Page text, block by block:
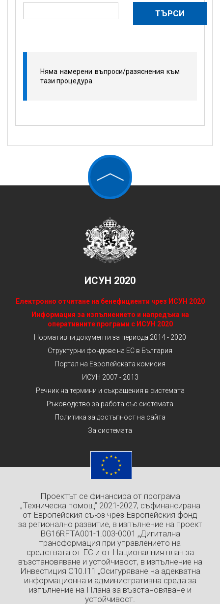
Няма намерени въпроси/разяснения към
тази процедура.
ИСУН 2020
Електронно отчитане на бенефициенти чрез ИСУН 2020
Информация за изпълнението и напредъка на
оперативните програми с ИСУН 2020
Нормативни документи за периода 2014 - 2020
Структурни фондове на ЕС в България
Портал на Европейската комисия
ИСУН 2007 - 2013
Речник на термини и съкращения в системата
Ръководство за работа със системата
Политика за достъпност на сайта
За системата
Проектът се финансира от програма
„Техническа помощ” 2021-2027, съфинансирана
от Европейския съюз чрез Европейския фонд
за регионално развитие, в изпълнение на проект
BG16RFTA001-1.003-0001 „Дигитална
трансформация при управлението на
средствата от ЕС и от Националния план за
възстановяване и устойчивост, в изпълнение на
Инвестиция C10.I11 „Осигуряване на адекватна
информационна и административна среда за
изпълнение на Плана за възстановяване и
устойчивост.